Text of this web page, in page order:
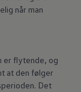
når man
er flytende, og
at den følger
Det